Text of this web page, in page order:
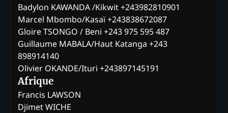
Badylon KAWANDA /Kikwit +243982810901
Marcel Mbombo/Kasaï +243838672087
Gloire TSONGO / Beni +243 975 595 487
Guillaume MABALA/Haut Katanga +243
898914140
Olivier OKANDE/Ituri +243897145191
Afrique
Francis LAWSON
Djimet WICHE